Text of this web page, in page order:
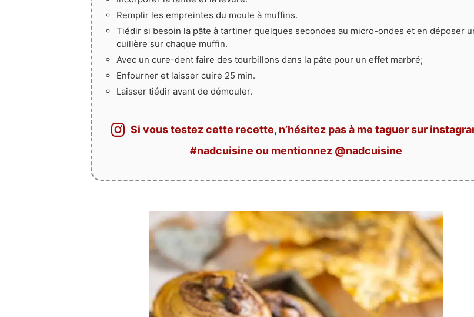
Remplir les empreintes du moule à muffins.
Tiédir si besoin la pâte à tartiner quelques secondes au micro-ondes et en déposer
cuillère sur chaque muffin.
Avec un cure-dent faire des tourbillons dans la pâte pour un effet marbré;
Enfourner et laisser cuire 25 min.
Laisser tiédir avant de démouler.
Si vous testez cette recette, n’hésitez pas à me taguer sur
#nadcuisine ou mentionnez @nadcuisine